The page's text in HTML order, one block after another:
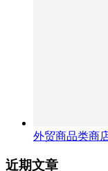
外贸商品类商
近期文章